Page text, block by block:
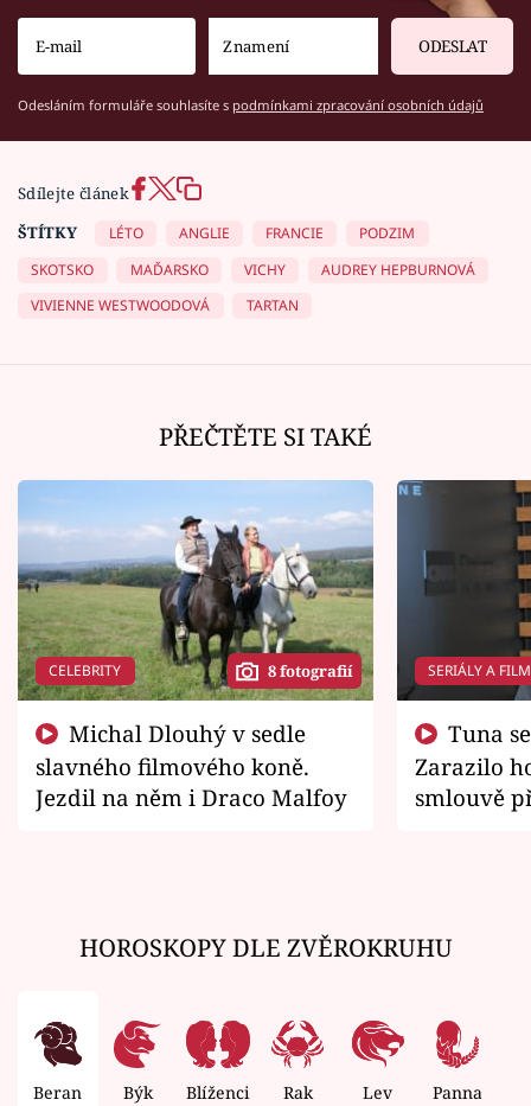
ODESLAT
Odesláním formuláře souhlasíte s podmínkami zpracování osobních údajů
Sdílejte článek
ŠTÍTKY
LÉTO ANGLIE FRANCIE
PODZIM
SKOTSKO
MAĎARSKO VICHY
AUDREY HEPBURNOVÁ
VIVIENNE WESTWOODOVÁ
TARTAN
PŘEČTĚTE SI TAKÉ
CELEBRITY 8 fotografií
slavného filmového koně.
Jezdil na něm i Draco Malfoy
SERIÁLY A
Zarazilo
smlouvě
HOROSKOPY DLE ZVĚROKRUHU
Beran Býk Blíženci Rak Lev Panna